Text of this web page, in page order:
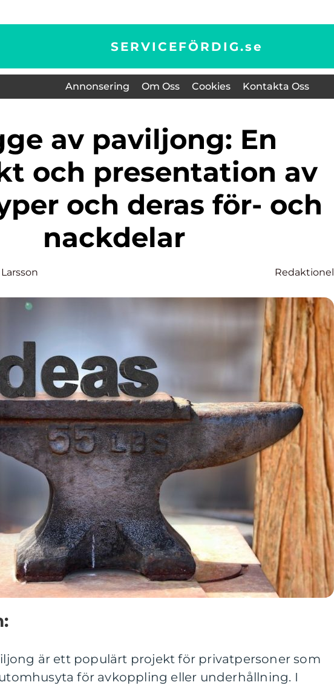
SERVICEFÖRDIG.se
Annonsering Om Oss Cookies Kontakta Oss
och presentation av
och deras för- och
nackdelar
Redaktionel
är ett populärt projekt för privatpersoner som
för avkoppling eller underhållning. I